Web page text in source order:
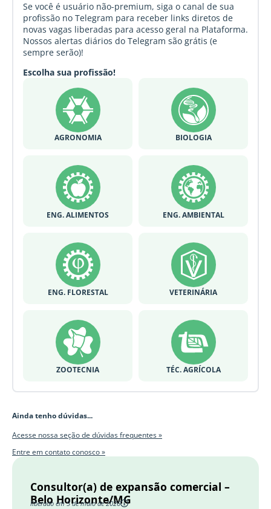
Se você é usuário não-premium, siga o canal de sua
profissão no Telegram para receber links diretos de
novas vagas liberadas para acesso geral na Plataforma.
Nossos alertas diários do Telegram são grátis (e
sempre serão)!
Escolha sua profissão!
AGRONOMIA BIOLOGIA
ENG. ALIMENTOS ENG. AMBIENTAL
ENG. FLORESTAL VETERINÁRIA
ZOOTECNIA TÉC. AGRÍCOLA
Ainda tenho dúvidas...
Acesse nossa seção de dúvidas frequentes »
Entre em contato conosco »
Consultor(a) de expansão comercial –
Belo Horizonte/MG
liberado em 5 de maio de 2026